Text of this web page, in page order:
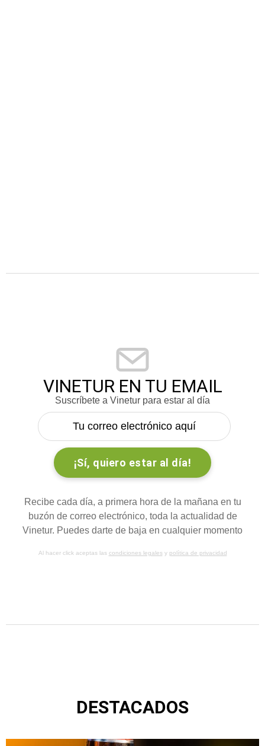
VINETUR EN TU EMAIL
Suscríbete a Vinetur para estar al día
Recibe cada día, a primera hora de la mañana en tu
buzón de correo electrónico, toda la actualidad de
Vinetur. Puedes darte de baja en cualquier momento
Al hacer click aceptas las condiciones legalesy política de privacidad
DESTACADOS